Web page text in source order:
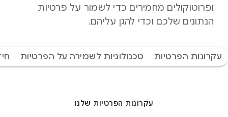
ופרוטוקולים מחמירים כדי לשמור על פרטיות
הנתונים שלכם וכדי להגן עליהם.
עקרונות הפרטיות טכנולוגיות לשמירה על הפרטיות
עקרונות הפרטיות שלנו